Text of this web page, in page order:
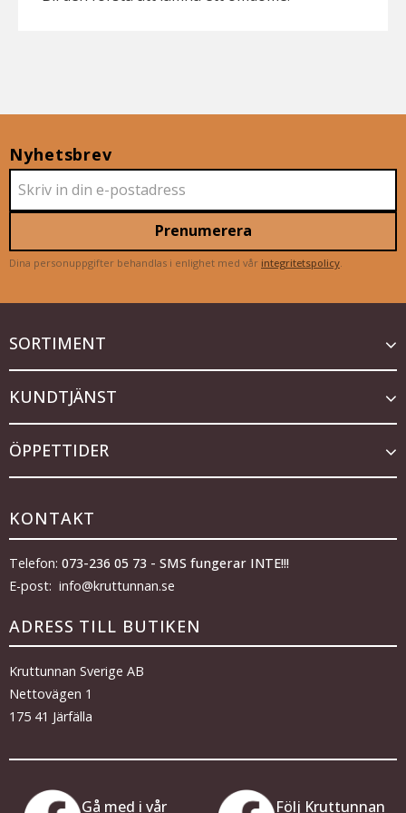
Nyhetsbrev
Prenumerera
Dina personuppgifter behandlas i enlighet med vår integritetspolicy
SORTIMENT
KUNDTJÄNST
ÖPPETTIDER
KONTAKT
Telefon: 073-236 05 73 - SMS fungerar INTE!!!
E-post: info@kruttunnan.se
ADRESS TILL BUTIKEN
Kruttunnan Sverige AB
Nettovägen 1
175 41 Järfälla
Gå med i vår Följ Kruttunnan